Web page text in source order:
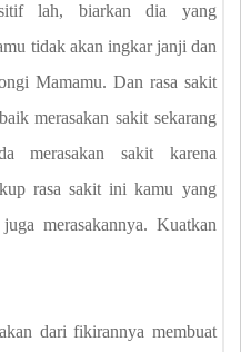
lah, biarkan dia yang
tidak akan ingkar janji dan
Mamamu. Dan rasa sakit
merasakan sakit sekarang
merasakan sakit karena
rasa sakit ini kamu yang
merasakannya. Kuatkan
dari fikirannya membuat